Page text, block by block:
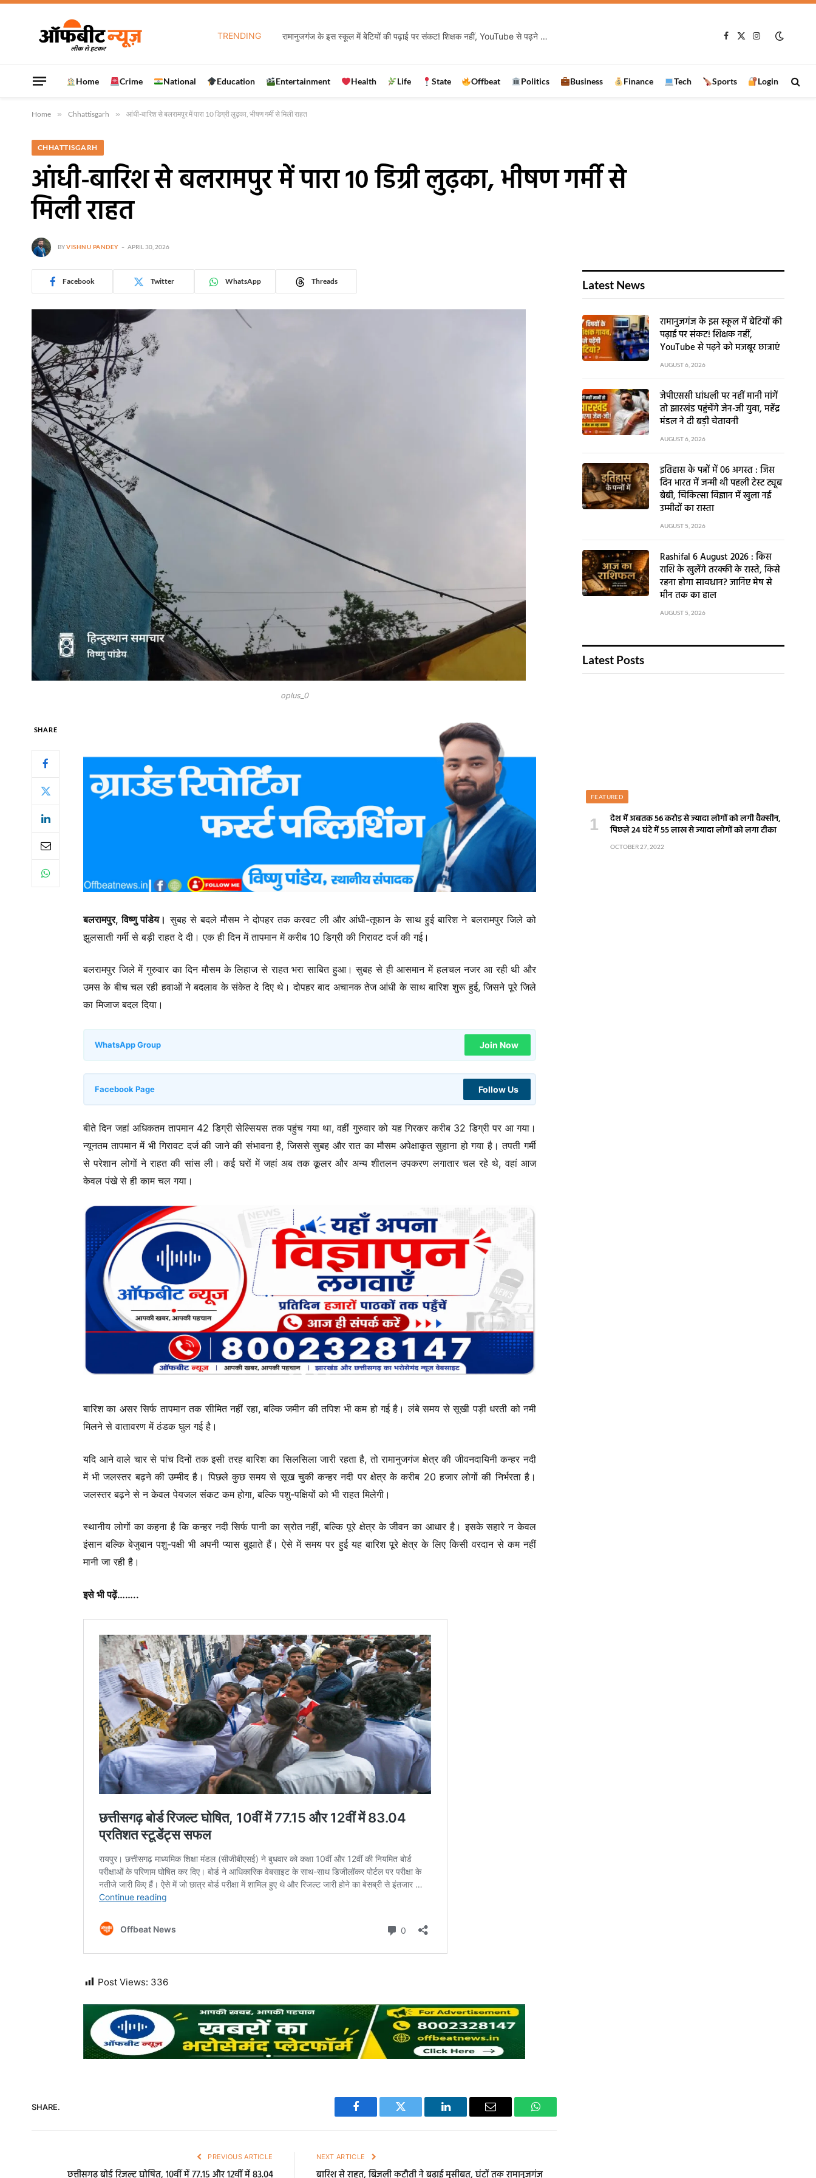
TRENDING रामानुजगंज के इस स्कूल में बेटियों की पढ़ाई पर संकट! शिक्षक नहीं, YouTube से पढ़ने को मजबूर छात्राएं
Facebook
X
Instagram
Home Crime National Education Entertainment Health Life State Offbeat Politics Business Finance Tech Sports Login
Home » Chhattisgarh » आंधी-बारिश से बलरामपुर में पारा 10 डिग्री लुढ़का, भीषण गर्मी से मिली राहत
CHHATTISGARH
आंधी-बारिश से बलरामपुर में पारा 10 डिग्री लुढ़का, भीषण गर्मी से
मिली राहत
BYVISHNU PANDEY APRIL 30, 2026
Facebook Twitter WhatsApp Threads
oplus_0
SHARE
बलरामपुर, विष्णु पांडेय। सुबह से बदले मौसम ने दोपहर तक करवट ली और आंधी-तूफान के साथ हुई बारिश ने बलरामपुर जिले को
झुलसाती गर्मी से बड़ी राहत दे दी। एक ही दिन में तापमान में करीब 10 डिग्री की गिरावट दर्ज की गई।
बलरामपुर जिले में गुरुवार का दिन मौसम के लिहाज से राहत भरा साबित हुआ। सुबह से ही आसमान में हलचल नजर आ रही थी और
उमस के बीच चल रही हवाओं ने बदलाव के संकेत दे दिए थे। दोपहर बाद अचानक तेज आंधी के साथ बारिश शुरू हुई, जिसने पूरे जिले
का मिजाज बदल दिया।
WhatsApp Group Join Now
Facebook Page Follow Us
बीते दिन जहां अधिकतम तापमान 42 डिग्री सेल्सियस तक पहुंच गया था, वहीं गुरुवार को यह गिरकर करीब 32 डिग्री पर आ गया।
न्यूनतम तापमान में भी गिरावट दर्ज की जाने की संभावना है, जिससे सुबह और रात का मौसम अपेक्षाकृत सुहाना हो गया है। तपती गर्मी
से परेशान लोगों ने राहत की सांस ली। कई घरों में जहां अब तक कूलर और अन्य शीतलन उपकरण लगातार चल रहे थे, वहां आज
केवल पंखे से ही काम चल गया।
बारिश का असर सिर्फ तापमान तक सीमित नहीं रहा, बल्कि जमीन की तपिश भी कम हो गई है। लंबे समय से सूखी पड़ी धरती को नमी
मिलने से वातावरण में ठंडक घुल गई है।
यदि आने वाले चार से पांच दिनों तक इसी तरह बारिश का सिलसिला जारी रहता है, तो रामानुजगंज क्षेत्र की जीवनदायिनी कन्हर नदी
में भी जलस्तर बढ़ने की उम्मीद है। पिछले कुछ समय से सूख चुकी कन्हर नदी पर क्षेत्र के करीब 20 हजार लोगों की निर्भरता है।
जलस्तर बढ़ने से न केवल पेयजल संकट कम होगा, बल्कि पशु-पक्षियों को भी राहत मिलेगी।
स्थानीय लोगों का कहना है कि कन्हर नदी सिर्फ पानी का स्रोत नहीं, बल्कि पूरे क्षेत्र के जीवन का आधार है। इसके सहारे न केवल
इंसान बल्कि बेजुबान पशु-पक्षी भी अपनी प्यास बुझाते हैं। ऐसे में समय पर हुई यह बारिश पूरे क्षेत्र के लिए किसी वरदान से कम नहीं
मानी जा रही है।
इसे भी पढ़ें……..
Post Views: 336
SHARE.
Facebook Twitter LinkedIn Email WhatsApp
PREVIOUS ARTICLE NEXT ARTICLE
Latest News
रामानुजगंज के इस स्कूल में बेटियों की
पढ़ाई पर संकट! शिक्षक नहीं,
YouTube से पढ़ने को मजबूर छात्राएं
AUGUST 6, 2026
जेपीएससी धांधली पर नहीं मानी मांगें
तो झारखंड पहुंचेंगे जेन-जी युवा, महेंद्र
मंडल ने दी बड़ी चेतावनी
AUGUST 6, 2026
इतिहास के पन्नों में 06 अगस्त : जिस
दिन भारत में जन्मी थी पहली टेस्ट ट्यूब
बेबी, चिकित्सा विज्ञान में खुला नई
उम्मीदों का रास्ता
AUGUST 5, 2026
Rashifal 6 August 2026 : किस
राशि के खुलेंगे तरक्की के रास्ते, किसे
रहना होगा सावधान? जानिए मेष से
मीन तक का हाल
AUGUST 5, 2026
Latest Posts
FEATURED
देश में अबतक 56 करोड़ से ज्यादा लोगों को लगी वैक्सीन,
पिछले 24 घंटे में 55 लाख से ज्यादा लोगों को लगा टीका
OCTOBER 27, 2022